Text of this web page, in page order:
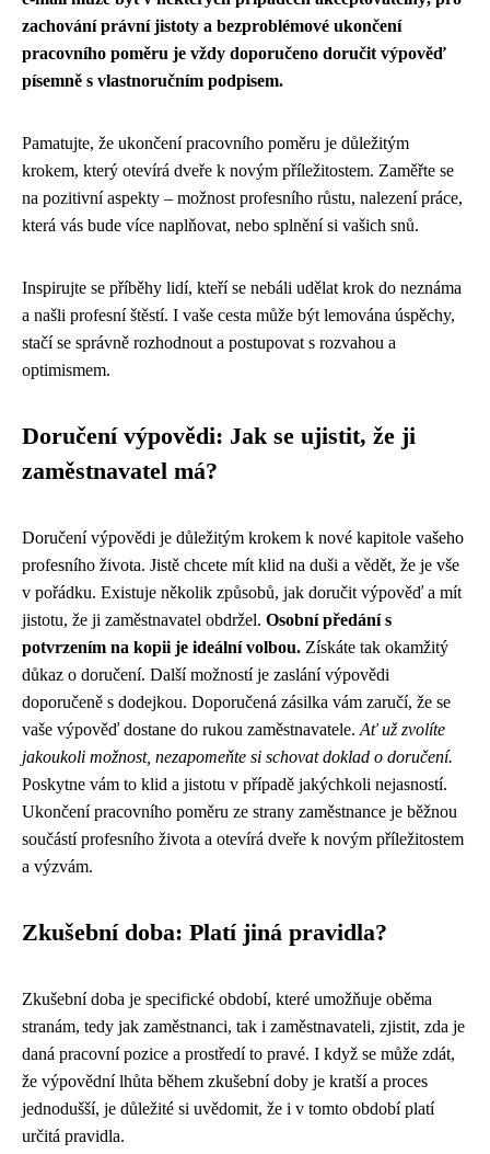
zachování právní jistoty a bezproblémové ukončení
pracovního poměru je vždy doporučeno doručit výpověď
písemně s vlastnoručním podpisem.
Pamatujte, že ukončení pracovního poměru je důležitým
krokem, který otevírá dveře k novým příležitostem. Zaměřte se
na pozitivní aspekty – možnost profesního růstu, nalezení práce,
která vás bude více naplňovat, nebo splnění si vašich snů.
Inspirujte se příběhy lidí, kteří se nebáli udělat krok do neznáma
a našli profesní štěstí. I vaše cesta může být lemována úspěchy,
stačí se správně rozhodnout a postupovat s rozvahou a
optimismem.
Doručení výpovědi: Jak se ujistit, že ji
zaměstnavatel má?
Doručení výpovědi je důležitým krokem k nové kapitole vašeho
profesního života. Jistě chcete mít klid na duši a vědět, že je vše
v pořádku. Existuje několik způsobů, jak doručit výpověď a mít
jistotu, že ji zaměstnavatel obdržel. Osobní předání s
potvrzením na kopii je ideální volbou. Získáte tak okamžitý
důkaz o doručení. Další možností je zaslání výpovědi
doporučeně s dodejkou. Doporučená zásilka vám zaručí, že se
vaše výpověď dostane do rukou zaměstnavatele. Ať už zvolíte
jakoukoli možnost, nezapomeňte si schovat doklad o doručení.
Poskytne vám to klid a jistotu v případě jakýchkoli nejasností.
Ukončení pracovního poměru ze strany zaměstnance je běžnou
součástí profesního života a otevírá dveře k novým příležitostem
a výzvám.
Zkušební doba: Platí jiná pravidla?
Zkušební doba je specifické období, které umožňuje oběma
stranám, tedy jak zaměstnanci, tak i zaměstnavateli, zjistit, zda je
daná pracovní pozice a prostředí to pravé. I když se může zdát,
že výpovědní lhůta během zkušební doby je kratší a proces
jednodušší, je důležité si uvědomit, že i v tomto období platí
určitá pravidla.